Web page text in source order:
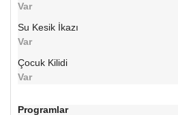
Var
Su Kesik İkazı
Var
Çocuk Kilidi
Var
Programlar